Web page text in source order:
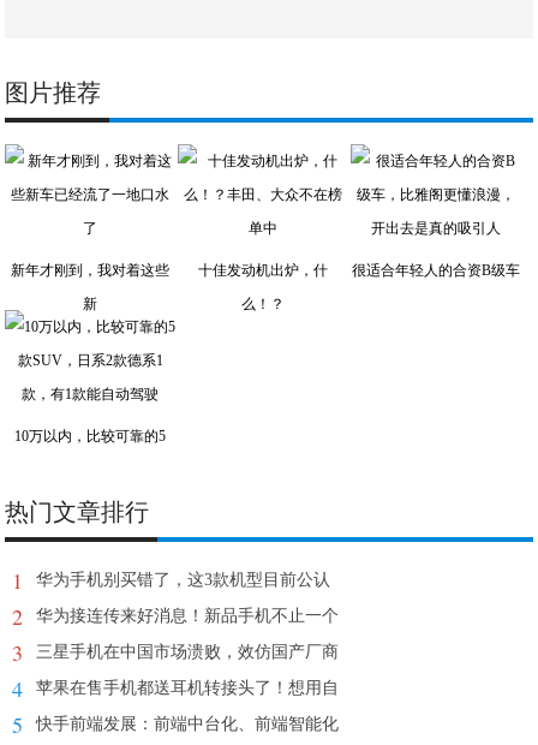
图片推荐
新年才刚到，我对着这些
新
十佳发动机出炉，什
么！？
很适合年轻人的合资B级车
10万以内，比较可靠的5
热门文章排行
1 华为手机别买错了，这3款机型目前公认
2 华为接连传来好消息！新品手机不止一个
3 三星手机在中国市场溃败，效仿国产厂商
4 苹果在售手机都送耳机转接头了！想用自
5 快手前端发展：前端中台化、前端智能化